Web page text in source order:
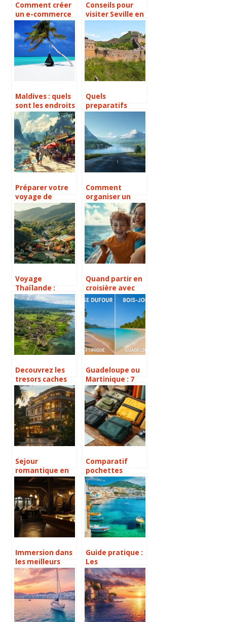
Comment créer
un e-commerce
sans stock
Conseils pour
visiter Seville en
Maldives : quels
sont les endroits
a visiter en mars
?
Quels
preparatifs
en Chine ?
Préparer votre
voyage de
découverte du
Vietnam ou du
Laos : circuits,
visas et conseils
pratiques
Comment
organiser un
road trip en
Europe du Nord
pour découvrir
ses merveilles
naturelles
Voyage
Thaïlande :
découvrez des
expériences
authentiques et
personnalisées
Quand partir en
croisière avec
des enfants en
critères
essentiels pour
choisir le bon
moment
Decouvrez les
tresors caches
de l’Indonesie
pour un voyage
inoubliable
Guadeloupe ou
Martinique : 7
différences clés
pour un choix
inoubliable
Sejour
romantique en
Belgique : une
perle rare au
cœur de Liege
Comparatif
pochettes
secretes voyage
: Les meilleures
solutions anti-
vol en 2025
Immersion dans
les meilleurs
SPAS a la biere
de Tchequie :
comment ils
dynamisent le
tourisme local
Guide pratique :
Les
incontournables
de votre escale
croisières à
Ibiza, du change
à la location de
véhicules